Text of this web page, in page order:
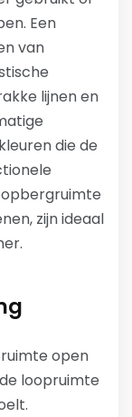
Een
van
lijnen en
die de
zijn ideaal
open
loopruimte